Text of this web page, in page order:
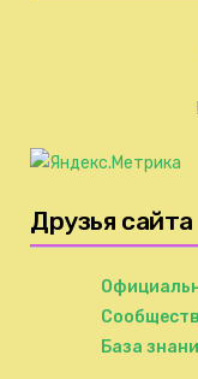
Друзья сайта
База